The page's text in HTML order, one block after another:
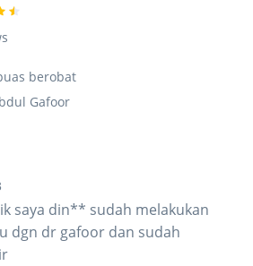
berobat
Gafoor
saya din** sudah melakukan
dgn dr gafoor dan sudah